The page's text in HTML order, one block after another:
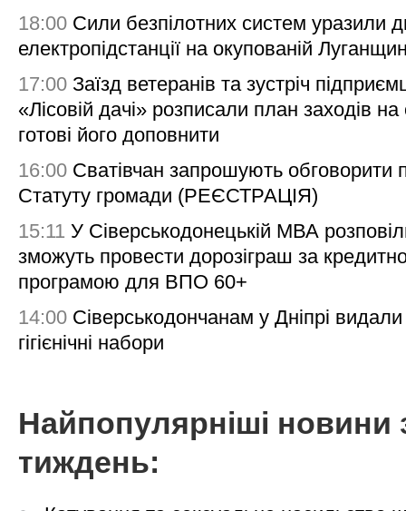
18:00 Сили безпілотних систем уразили
електропідстанції на окупованій
17:00 Заїзд ветеранів та зустріч
«Лісовій дачі» розписали план заходів на
готові його доповнити
16:00 Сватівчан запрошують обговорити
Статуту громади (РЕЄСТРАЦІЯ)
15:11 У Сіверськодонецькій МВА
зможуть провести дорозіграш за
програмою для ВПО 60+
14:00 Сіверськодончанам у Дніпрі видали
гігієнічні набори
Найпопулярніші новини
тиждень: